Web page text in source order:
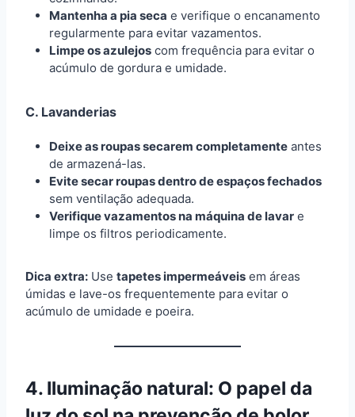
Mantenha a pia seca e verifique o encanamento
regularmente para evitar vazamentos.
Limpe os azulejos com frequência para evitar o
acúmulo de gordura e umidade.
C. Lavanderias
Deixe as roupas secarem completamente antes
de armazená-las.
Evite secar roupas dentro de espaços fechados
sem ventilação adequada.
Verifique vazamentos na máquina de lavar e
limpe os filtros periodicamente.
Dica extra: Use tapetes impermeáveis em áreas
úmidas e lave-os frequentemente para evitar o
acúmulo de umidade e poeira.
4. Iluminação natural: O papel da